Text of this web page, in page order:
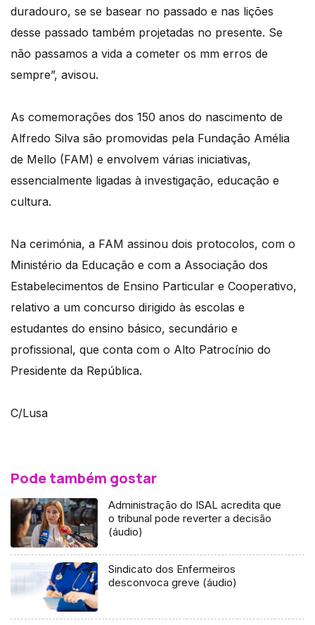
duradouro, se se basear no passado e nas lições
desse passado também projetadas no presente. Se
não passamos a vida a cometer os mm erros de
sempre”, avisou.
As comemorações dos 150 anos do nascimento de
Alfredo Silva são promovidas pela Fundação Amélia
de Mello (FAM) e envolvem várias iniciativas,
essencialmente ligadas à investigação, educação e
cultura.
Na cerimónia, a FAM assinou dois protocolos, com o
Ministério da Educação e com a Associação dos
Estabelecimentos de Ensino Particular e Cooperativo,
relativo a um concurso dirigido às escolas e
estudantes do ensino básico, secundário e
profissional, que conta com o Alto Patrocínio do
Presidente da República.
C/Lusa
Pode também gostar
Administração do ISAL acredita que
o tribunal pode reverter a decisão
(áudio)
Sindicato dos Enfermeiros
desconvoca greve (áudio)